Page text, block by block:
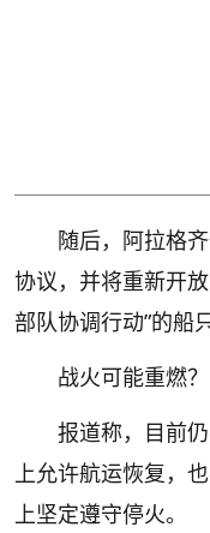
随后，阿拉格
协议，并将重新开
部队协调行动”的船
战火可能重燃？
报道称，目前
上允许航运恢复，
上坚定遵守停火。